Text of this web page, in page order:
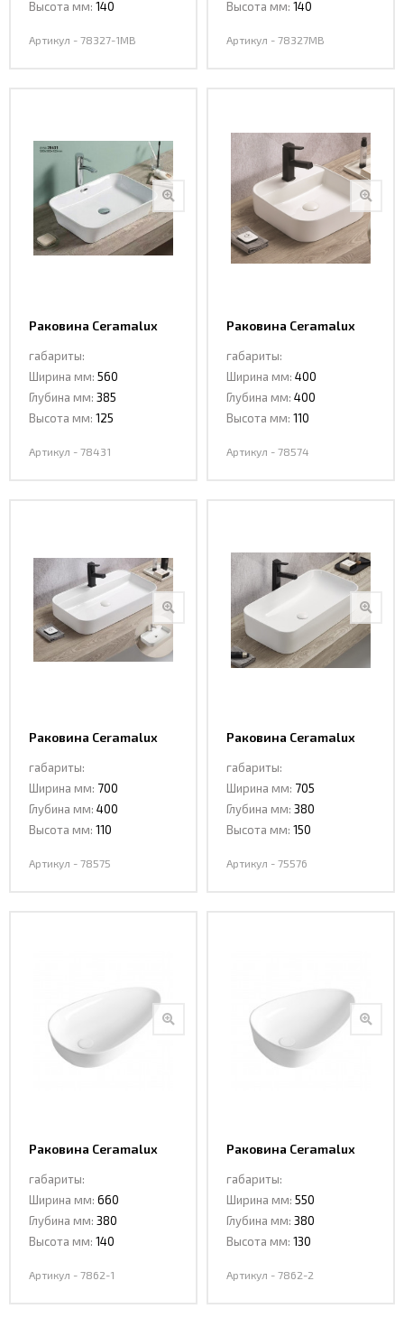
Высота мм: 140
Артикул - 78327-1MB
Высота мм: 140
Артикул - 78327MB
Раковина Ceramalux
габариты:
Ширина мм: 560
Глубина мм: 385
Высота мм: 125
Артикул - 78431
Раковина Ceramalux
габариты:
Ширина мм: 400
Глубина мм: 400
Высота мм: 110
Артикул - 78574
Раковина Ceramalux
габариты:
Ширина мм: 700
Глубина мм: 400
Высота мм: 110
Артикул - 78575
Раковина Ceramalux
габариты:
Ширина мм: 705
Глубина мм: 380
Высота мм: 150
Артикул - 75576
Раковина Ceramalux
габариты:
Ширина мм: 660
Глубина мм: 380
Высота мм: 140
Артикул - 7862-1
Раковина Ceramalux
габариты:
Ширина мм: 550
Глубина мм: 380
Высота мм: 130
Артикул - 7862-2